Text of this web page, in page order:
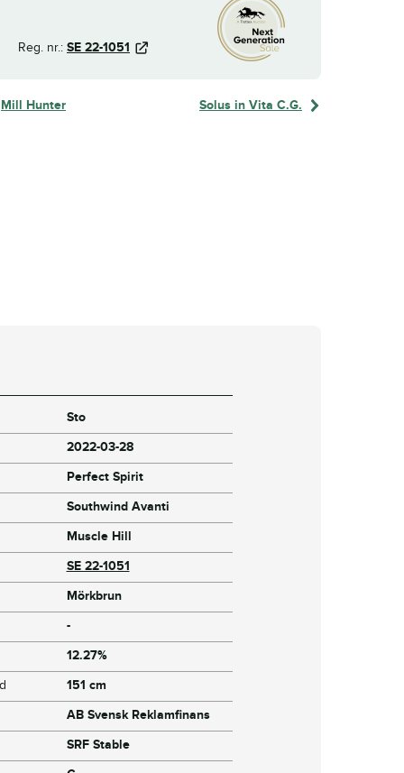
Reg. nr.: SE 22-1051
Mill Hunter Solus in Vita C.G.
Sto
2022-03-28
Perfect Spirit
Southwind Avanti
Muscle Hill
SE 22-1051
Mörkbrun
-
12.27%
151 cm
AB Svensk Reklamfinans
SRF Stable